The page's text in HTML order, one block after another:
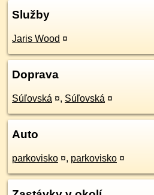
Služby
Jaris Wood ¤
Doprava
Súľovská ¤, Súľovská ¤
Auto
parkovisko ¤, parkovisko ¤